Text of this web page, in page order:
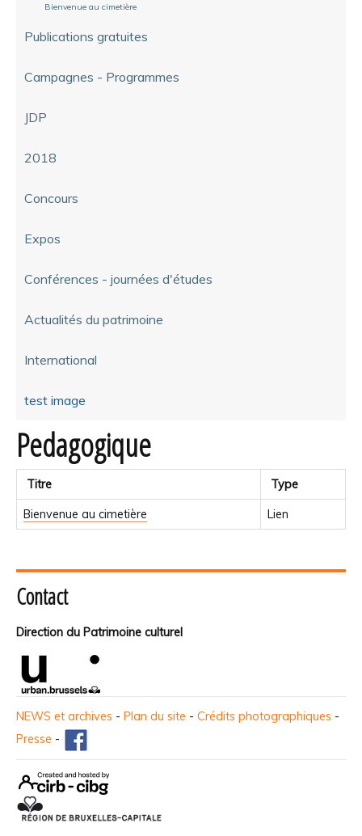
Bienvenue au cimetière
Publications gratuites
Campagnes - Programmes
JDP
2018
Concours
Expos
Conférences - journées d'études
Actualités du patrimoine
International
test image
Pedagogique
Titre Type
Bienvenue au cimetière Lien
Contact
Direction du Patrimoine culturel
NEWS et archives - Plan du site - Crédits photographiques -
Presse -